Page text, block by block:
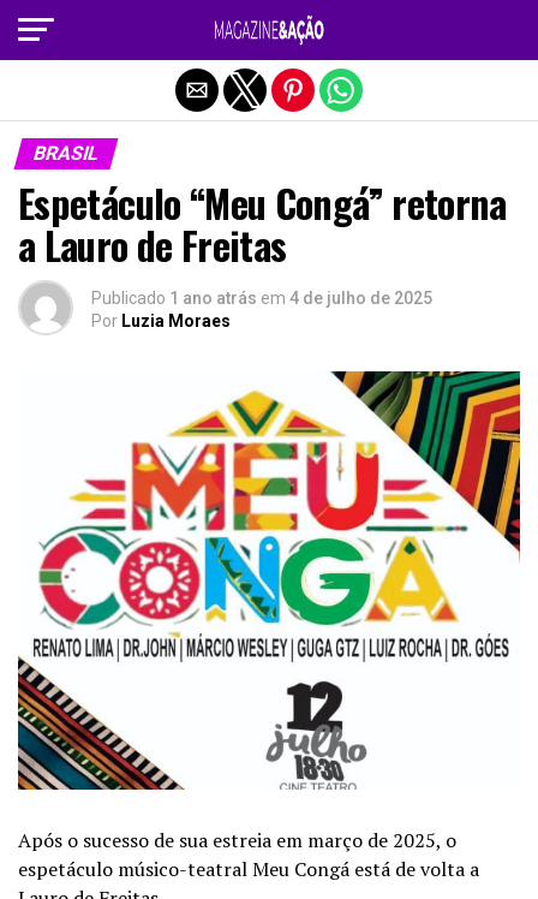
BRASIL
Espetáculo “Meu Congá” retorna
a Lauro de Freitas
Publicado 1 ano atrás em 4 de julho de 2025
Por Luzia Moraes
Após o sucesso de sua estreia em março de 2025, o
espetáculo músico-teatral Meu Congá está de volta a
Sair da versão mobile